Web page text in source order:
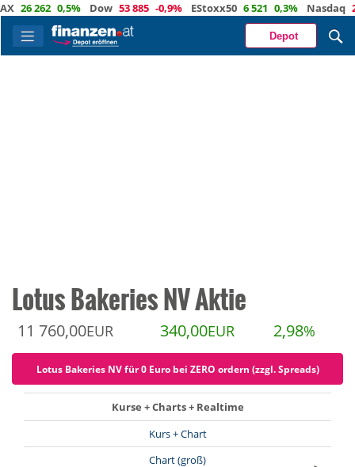
262 0,5% Dow 53 885 -0,9% EStoxx50 6 521 0,3% Nasdaq 29 373
Depot
Lotus Bakeries NV Aktie
11 760,00EUR 340,00EUR 2,98%
Lotus Bakeries NV für 0 Euro bei ZERO ordern (zzgl. Spreads)
Kurse + Charts + Realtime
Kurs + Chart
Chart (groß)